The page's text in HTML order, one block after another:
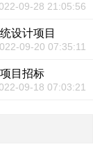
09-28 21:05:56
设计项目
09-20 07:35:11
目招标
09-18 07:03:21